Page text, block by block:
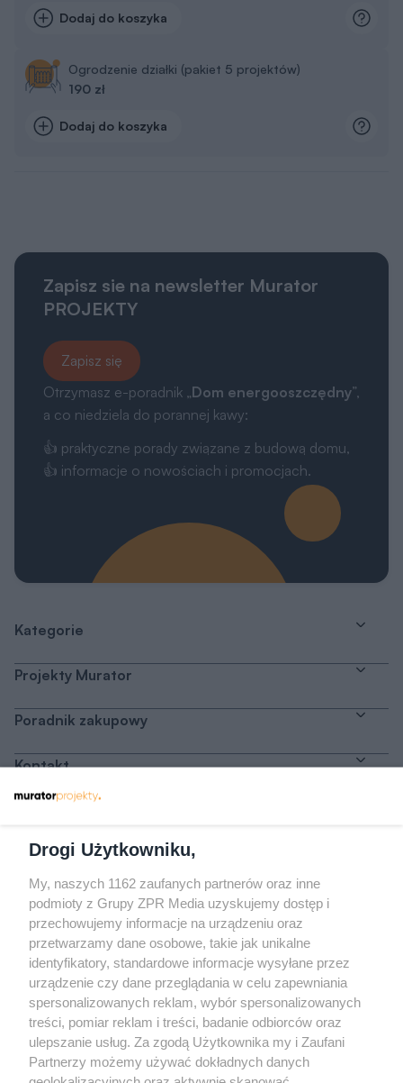
Dodaj do koszyka
Ogrodzenie działki (pakiet 5 projektów)
190 zł
Dodaj do koszyka
Zapisz sie na newsletter Murator
PROJEKTY
Zapisz się
Otrzymasz e-poradnik „Dom energooszczędny”,
a co niedziela do porannej kawy:
👍 praktyczne porady związane z budową domu,
👍 informacje o nowościach i promocjach.
Kategorie
Projekty Murator
Poradnik zakupowy
Kontakt
Odwiedź grupę na Facebooku
Gdybym budował drugi raz - mądry Polak
przed budową
Forum Muratora
Drogi Użytkowniku,
My, naszych 1162 zaufanych partnerów oraz inne
podmioty z Grupy ZPR Media uzyskujemy dostęp i
przechowujemy informacje na urządzeniu oraz
przetwarzamy dane osobowe, takie jak unikalne
identyfikatory, standardowe informacje wysyłane przez
urządzenie czy dane przeglądania w celu zapewniania
spersonalizowanych reklam, wybór spersonalizowanych
treści, pomiar reklam i treści, badanie odbiorców oraz
ulepszanie usług. Za zgodą Użytkownika my i Zaufani
Partnerzy możemy używać dokładnych danych